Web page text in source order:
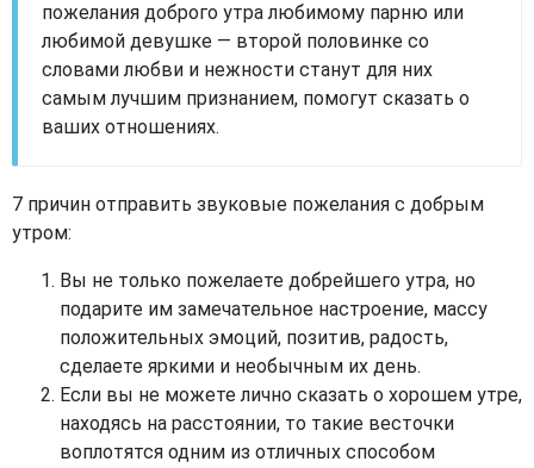
пожелания доброго утра любимому парню или
любимой девушке — второй половинке со
словами любви и нежности станут для них
самым лучшим признанием, помогут сказать о
ваших отношениях.
7 причин отправить звуковые пожелания с добрым
утром:
Вы не только пожелаете добрейшего утра, но
подарите им замечательное настроение, массу
положительных эмоций, позитив, радость,
сделаете яркими и необычным их день.
Если вы не можете лично сказать о хорошем утре,
находясь на расстоянии, то такие весточки
воплотятся одним из отличных способом